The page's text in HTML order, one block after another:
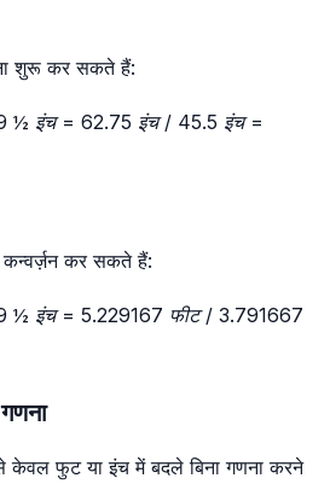
शुरू कर सकते हैं:
½ इंच = 62.75 इंच / 45.5 इंच =
कर सकते हैं:
½ इंच = 5.229167 फीट / 3.791667
केवल फुट या इंच में बदले बिना गणना करने